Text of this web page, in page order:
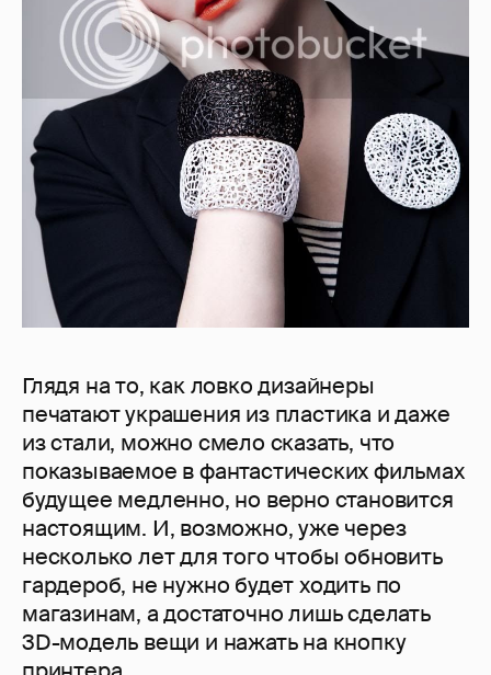
Глядя на то, как ловко дизайнеры
печатают украшения из пластика и даже
из стали, можно смело сказать, что
показываемое в фантастических фильмах
будущее медленно, но верно становится
настоящим. И, возможно, уже через
несколько лет для того чтобы обновить
гардероб, не нужно будет ходить по
магазинам, а достаточно лишь сделать
3D-модель вещи и нажать на кнопку